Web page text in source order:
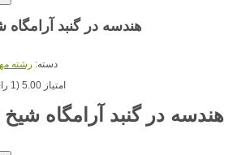
هندسه در گنبد آرامگاه
دسته: رشته
امتیاز 5.00 (1 رای)
هندسه در گنبد آرامگاه شیخ